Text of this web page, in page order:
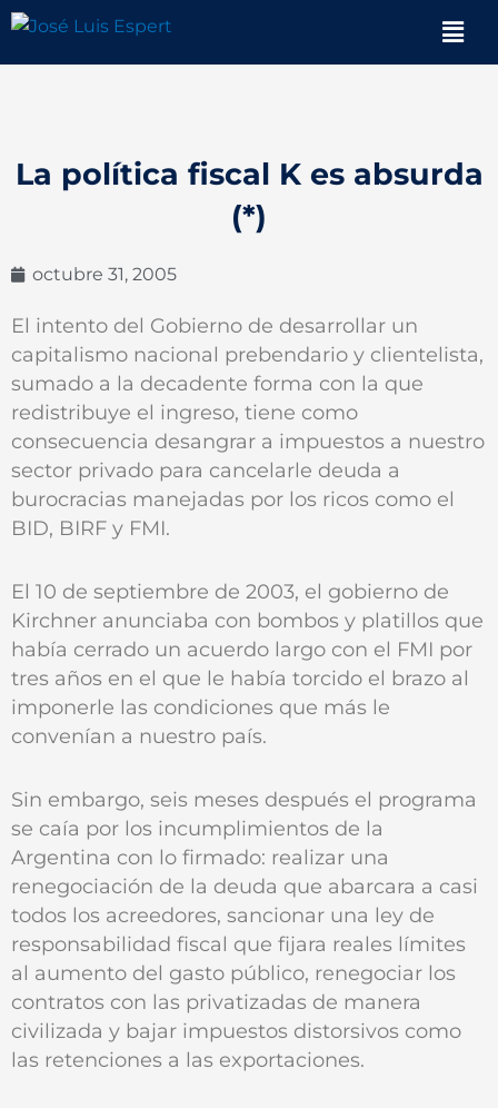
contenido
La política fiscal K es absurda
(*)
octubre 31, 2005
El intento del Gobierno de desarrollar un
capitalismo nacional prebendario y clientelista,
sumado a la decadente forma con la que
redistribuye el ingreso, tiene como
consecuencia desangrar a impuestos a nuestro
sector privado para cancelarle deuda a
burocracias manejadas por los ricos como el
BID, BIRF y FMI.
El 10 de septiembre de 2003, el gobierno de
Kirchner anunciaba con bombos y platillos que
había cerrado un acuerdo largo con el FMI por
tres años en el que le había torcido el brazo al
imponerle las condiciones que más le
convenían a nuestro país.
Sin embargo, seis meses después el programa
se caía por los incumplimientos de la
Argentina con lo firmado: realizar una
renegociación de la deuda que abarcara a casi
todos los acreedores, sancionar una ley de
responsabilidad fiscal que fijara reales límites
al aumento del gasto público, renegociar los
contratos con las privatizadas de manera
civilizada y bajar impuestos distorsivos como
las retenciones a las exportaciones.